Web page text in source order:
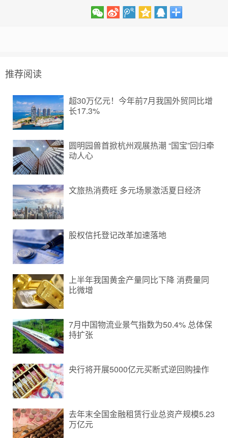
推荐阅读
超30万亿元！今年前7月我国外贸同比增
长17.3%
圆明园兽首掀杭州观展热潮 “国宝”回归牵
动人心
文旅热消费旺 多元场景激活夏日经济
股权信托登记改革加速落地
上半年我国黄金产量同比下降 消费量同
比微增
7月中国物流业景气指数为50.4% 总体保
持扩张
央行将开展5000亿元买断式逆回购操作
去年末全国金融租赁行业总资产规模5.23
万亿元